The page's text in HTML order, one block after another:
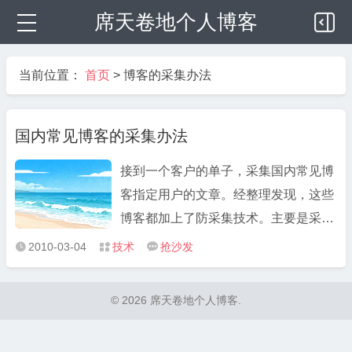
席天卷地个人博客
当前位置： 首页 > 博客的采集办法
国内常见博客的采集办法
接到一个客户的单子，采集国内常见博
客指定用户的文章。经整理发现，这些
博客都加上了防采集技术。主要是采用
隐藏或者Js获取文章列表、内容采用多
模板防采集技术等。 以下是一些解决办
 2010-03-04  技术  抢沙发
© 2026 席天卷地个人博客.